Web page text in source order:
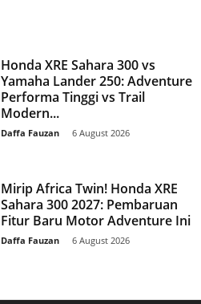
Honda XRE Sahara 300 vs
Yamaha Lander 250: Adventure
Performa Tinggi vs Trail
Modern...
Daffa Fauzan 6 August 2026
Mirip Africa Twin! Honda XRE
Sahara 300 2027: Pembaruan
Fitur Baru Motor Adventure Ini
Daffa Fauzan 6 August 2026